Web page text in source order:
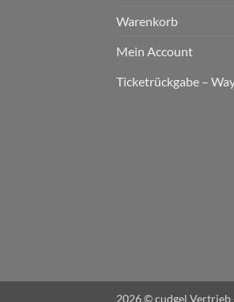
Warenkorb
Mein Account
Ticketrückgabe –
2026 © cudgel Vertrieb